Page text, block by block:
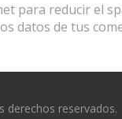
para reducir el
datos de tus
reservados.